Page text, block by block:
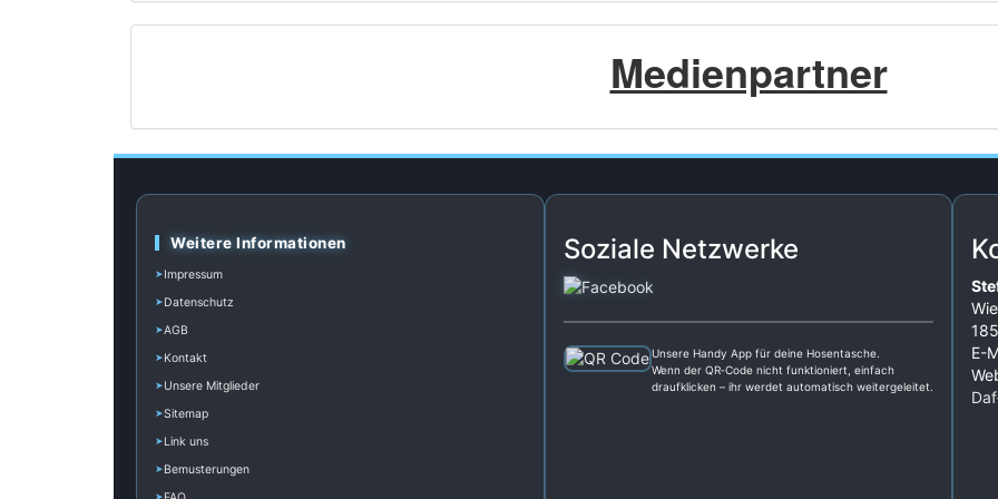
Medienpartner
Weitere Informationen
Impressum
Datenschutz
AGB
Kontakt
Unsere Mitglieder
Sitemap
Link uns
Bemusterungen
Soziale Netzwerke
Unsere Handy App für deine Hosentasche.
Wenn der QR‑Code nicht funktioniert, einfach
draufklicken – ihr werdet automatisch weitergeleitet.
E-